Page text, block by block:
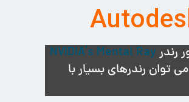
NVIDIA’s Mental Ray
علاوه بر Scanline و Quicksilver و ART استفاده کنند. با Arnold می توان رندرهای بسیار با